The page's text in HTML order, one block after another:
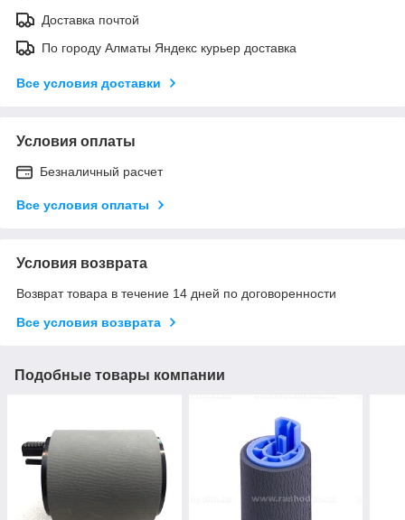
Доставка почтой
По городу Алматы Яндекс курьер доставка
Все условия доставки
Условия оплаты
Безналичный расчет
Все условия оплаты
Условия возврата
Возврат товара в течение 14 дней по договоренности
Все условия возврата
Подобные товары компании